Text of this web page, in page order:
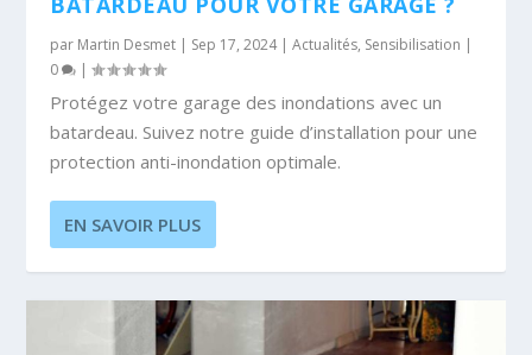
par Martin Desmet | Sep 17, 2024|Actualités, Sensibilisation |
0
|
Protégez votre garage des inondations avec un
batardeau. Suivez notre guide d’installation pour une
protection anti-inondation optimale.
EN SAVOIR PLUS